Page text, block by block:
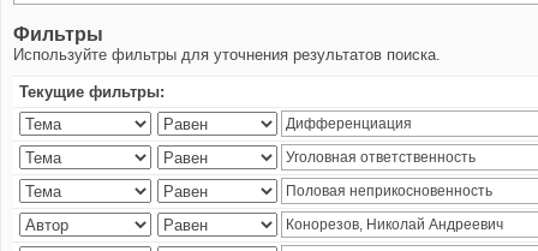
Фильтры
Используйте фильтры для уточнения результатов поиска.
Текущие фильтры: